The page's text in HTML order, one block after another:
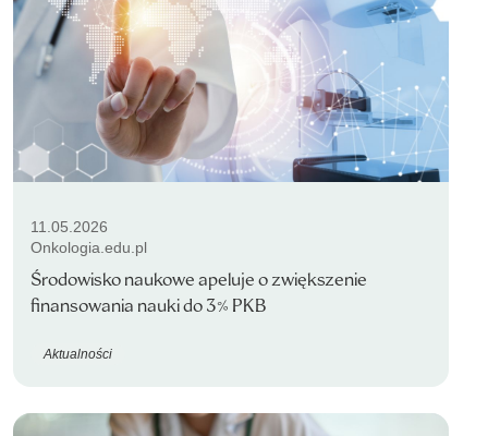
11.05.2026
Onkologia.edu.pl
Środowisko naukowe apeluje o zwiększenie
finansowania nauki do 3% PKB
Aktualności